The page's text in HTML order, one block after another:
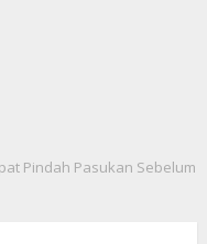
Pindah Pasukan Sebelum